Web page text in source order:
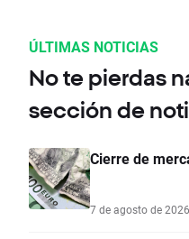
ÚLTIMAS NOTICIAS
No te pierdas
sección de
Cierre de
7 de agosto de 2026